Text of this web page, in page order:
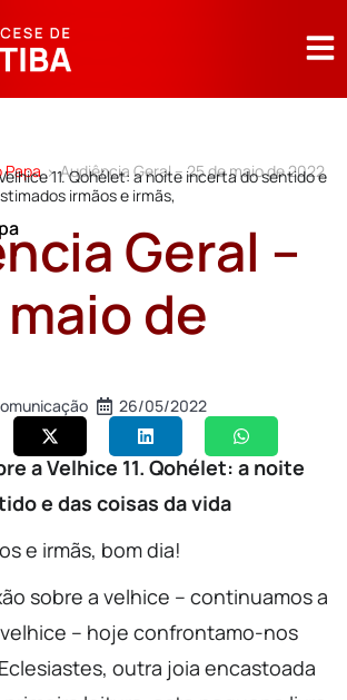
Papa > Audiência Geral – 25 de maio de 2022
11. Qohélet: a noite incerta do sentido e
irmãos e irmãs,
Geral –
de
26/05/2022
a Velhice 11. Qohélet: a noite
e das coisas da vida
e irmãs, bom dia!
sobre a velhice – continuamos a
– hoje confrontamo-nos
outra joia encastoada